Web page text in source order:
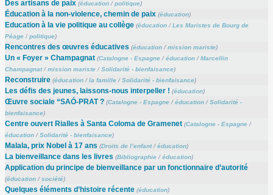
Des artisans de paix (éducation/politique)
Éducation à la non-violence, chemin de paix (éducation)
Education à la vie politique au collège (éducation/Les Maristes de Bourg de
Péage/politique)
Rencontres des œuvres éducatives (éducation/mission mariste)
Un « Foyer » Champagnat (Catalogne - Espagne/éducation/Marcellin
Champagnat/mission mariste/Solidarité - bienfaisance)
Reconstruire (éducation/la famille/Solidarité - bienfaisance)
Les défis des jeunes, laissons-nous interpeller ! (éducation)
Œuvre sociale “SAÓ-PRAT ? (Catalogne - Espagne/éducation/Solidarité -
bienfaisance)
Centre ouvert Rialles à Santa Coloma de Gramenet (Catalogne - Espagne/
éducation/Solidarité - bienfaisance)
Malala, prix Nobel à 17 ans (Droits de l’enfant/éducation)
La bienveillance dans les livres (Bibliographie/éducation)
Application du principe de bienveillance par un fonctionnaire d’autorité
(éducation/ société)
Quelques éléments d’histoire récente (éducation)